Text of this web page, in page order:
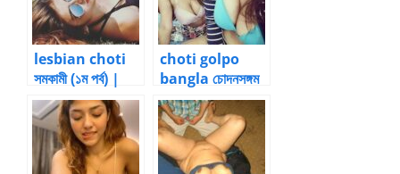
lesbian choti
সমকামী (১ম পর্ব) |
Bangla choti
kahini
choti golpo
bangla চোদনসঙ্গম
– দক্ষিণী বৌদি – 10
শেষ | Bangla
choti kahini